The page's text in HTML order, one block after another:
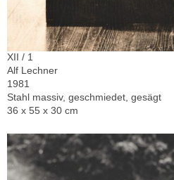
XII / 1
Alf Lechner
1981
Stahl massiv, geschmiedet, gesägt
36 x 55 x 30 cm